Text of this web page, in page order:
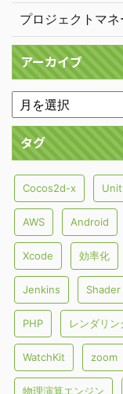
プロジェクトマ
アーカイブ
タグ
Cocos2d-x
AWS Android
Xcode 効率化
Jenkins Shader
PHP レンダリン
WatchKit zoom
物理演算エンジン